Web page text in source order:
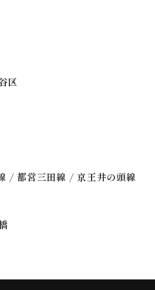
区
/ 都営三田線 / 京王井の頭線